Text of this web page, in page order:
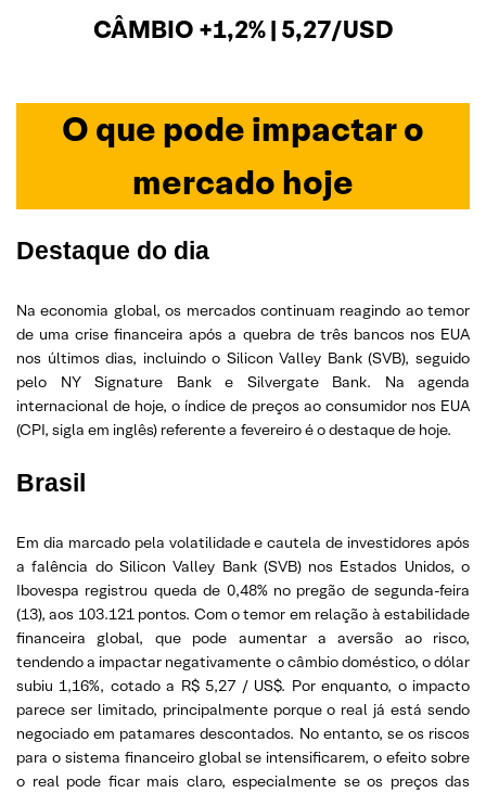
CÂMBIO +1,2% | 5,27/USD
O que pode impactar o
mercado hoje
Destaque do dia
Na economia global, os mercados continuam reagindo ao temor
de uma crise financeira após a quebra de três bancos nos EUA
nos últimos dias, incluindo o Silicon Valley Bank (SVB), seguido
pelo NY Signature Bank e Silvergate Bank. Na agenda
internacional de hoje, o índice de preços ao consumidor nos EUA
(CPI, sigla em inglês) referente a fevereiro é o destaque de hoje.
Brasil
Em dia marcado pela volatilidade e cautela de investidores após
a falência do Silicon Valley Bank (SVB) nos Estados Unidos, o
Ibovespa registrou queda de 0,48% no pregão de segunda-feira
(13), aos 103.121 pontos. Com o temor em relação à estabilidade
financeira global, que pode aumentar a aversão ao risco,
tendendo a impactar negativamente o câmbio doméstico, o dólar
subiu 1,16%, cotado a R$ 5,27 / US$. Por enquanto, o impacto
parece ser limitado, principalmente porque o real já está sendo
negociado em patamares descontados. No entanto, se os riscos
para o sistema financeiro global se intensificarem, o efeito sobre
o real pode ficar mais claro, especialmente se os preços das